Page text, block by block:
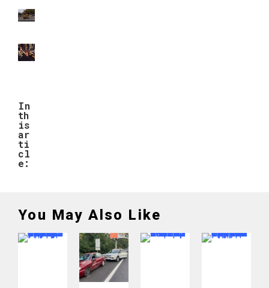
In
th
is
ar
ti
cl
e:
You May Also Like